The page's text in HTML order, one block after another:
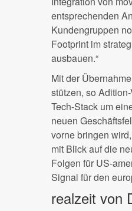
entsprechenden
Kundengruppen
Footprint im
ausbauen.“
Mit der
stützen, so
Tech-Stack um
neuen
vorne bringen
mit Blick auf die
Folgen für US-
Signal für den
realzeit von